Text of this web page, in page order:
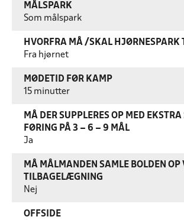
MÅLSPARK
Som målspark
HVORFRA MÅ /SKAL HJØRNESPARK
Fra hjørnet
MØDETID FØR KAMP
15 minutter
MÅ DER SUPPLERES OP MED EKSTRA
FØRING PÅ 3 – 6 – 9 MÅL
Ja
MÅ MÅLMANDEN SAMLE BOLDEN OP
TILBAGELÆGNING
Nej
OFFSIDE